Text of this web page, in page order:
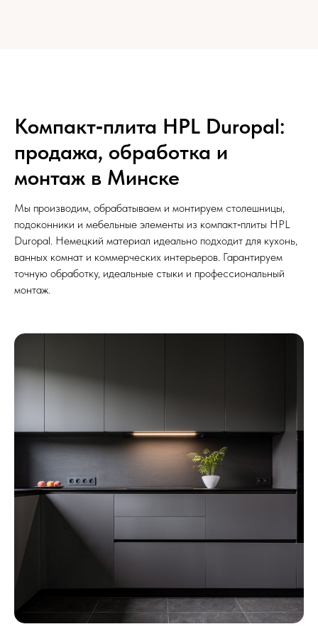
Компакт‑плита HPL Duropal:
продажа, обработка и
монтаж в Минске
Мы производим, обрабатываем и монтируем столешницы,
подоконники и мебельные элементы из компакт‑плиты HPL
Duropal. Немецкий материал идеально подходит для кухонь,
ванных комнат и коммерческих интерьеров. Гарантируем
точную обработку, идеальные стыки и профессиональный
монтаж.